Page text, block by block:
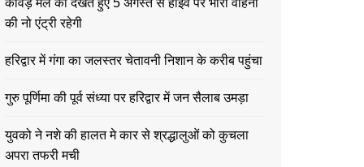
कावड़ मेले को देखते हुए 5 अगस्त से हाईवे पर भारी वाहनों
की नो एंट्री रहेगी
हरिद्वार में गंगा का जलस्तर चेतावनी निशान के करीब पहुंचा
गुरु पूर्णिमा की पूर्व संध्या पर हरिद्वार में जन सैलाब उमड़ा
युवको ने नशे की हालत मे कार से श्रद्धालुओं को कुचला
अपरा तफरी मची